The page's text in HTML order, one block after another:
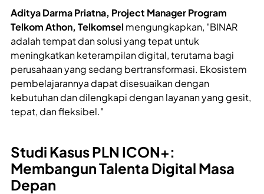
Aditya Darma Priatna, Project Manager Program
Telkom Athon, Telkomsel mengungkapkan, "BINAR
adalah tempat dan solusi yang tepat untuk
meningkatkan keterampilan digital, terutama bagi
perusahaan yang sedang bertransformasi. Ekosistem
pembelajarannya dapat disesuaikan dengan
kebutuhan dan dilengkapi dengan layanan yang gesit,
tepat, dan fleksibel."
Studi Kasus PLN ICON+:
Membangun Talenta Digital Masa
Depan